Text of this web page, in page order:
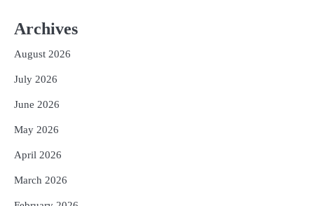
5
Archives
August 2026
July 2026
June 2026
May 2026
April 2026
March 2026